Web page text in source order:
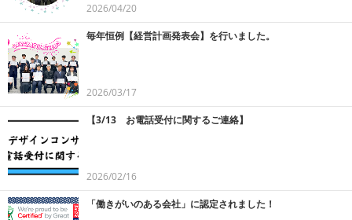
2026/04/20
毎年恒例【経営計画発表会】を行いました。
2026/03/17
【3/13 お電話受付に関するご連絡】
2026/02/16
「働きがいのある会社」に認定されました！